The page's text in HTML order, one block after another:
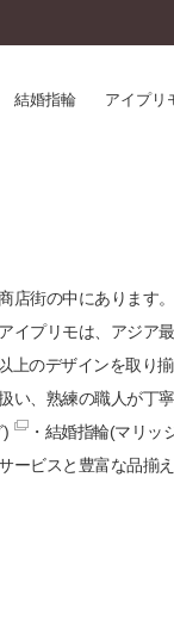
結婚指輪 アイプリ
覧
グ
一生涯
近くに
サービ
店街の中にあります
イプリモは、アジア
上のデザインを取り
い、熟練の職人が丁
) ・ 結婚指輪(マリッ
ービスと豊富な品揃